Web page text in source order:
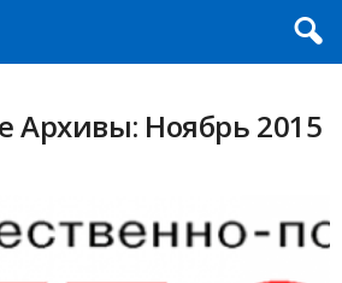
Архивы: Ноябрь 2015